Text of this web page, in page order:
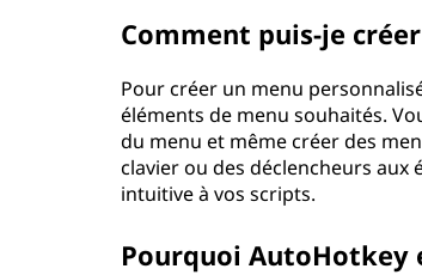
Comment puis-je
Pour créer un menu
éléments de menu souhaités.
du menu et même créer des
clavier ou des déclencheurs
intuitive à vos scripts.
Pourquoi